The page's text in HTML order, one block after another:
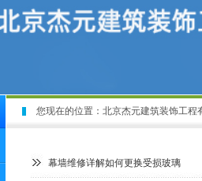
您现在的位置： 北京杰元建筑装饰工程
幕墙维修详解如何更换受损玻璃